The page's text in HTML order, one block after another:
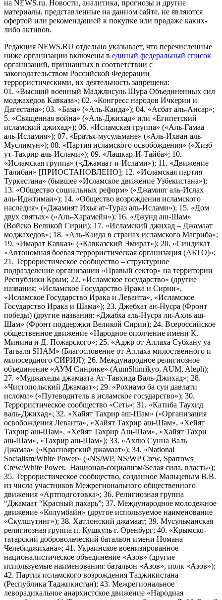
на NEWS.ru. Новости, аналитика, прогнозы и другие
материалы, представленные на данном сайте, не являются
офертой или рекомендацией к покупке или продаже каких-
либо активов.
Редакция NEWS.RU отдельно указывает, что перечисленные
ниже организации включены в единый федеральный список
организаций, признанных в соответствии с
законодательством Российской Федерации
террористическими, их деятельность запрещена:
01. «Высший военный Маджлисуль Шура Объединенных сил
моджахедов Кавказа»; 02. «Конгресс народов Ичкерии и
Дагестана»; 03. «База» («Аль-Каида»); 04. «Асбат аль-Ансар»;
5. «Священная война» («Аль-Джихад» или «Египетский
исламский джихад»); 06. «Исламская группа» («Аль-Гамаа
аль-Исламия»); 07. «Братья-мусульмане» («Аль-Ихван аль-
Муслимун»); 08. «Партия исламского освобождения» («Хизб
ут-Тахрир аль-Ислами»); 09. «Лашкар-И-Тайба»; 10.
«Исламская группа» («Джамаат-и-Ислами»); 11. «Движение
Талибан» [ПРИОСТАНОВЛЕНО]; 12. «Исламская партия
Туркестана» (бывшее «Исламское движение Узбекистана»);
13. «Общество социальных реформ» («Джамият аль-Ислах
аль-Иджтимаи»); 14. «Общество возрождения исламского
наследия» («Джамият Ихья ат-Тураз аль-Ислами»); 15. «Дом
двух святых» («Аль-Харамейн»); 16. «Джунд аш-Шам»
(Войско Великой Сирии); 17. «Исламский джихад – Джамаат
моджахедов»; 18. «Аль-Каида в странах исламского Магриба»;
19. «Имарат Кавказ» («Кавказский Эмират»); 20. «Синдикат
«Автономная боевая террористическая организация (АБТО)»;
21. Террористическое сообщество – структурное
подразделение организации «Правый сектор» на территории
Республики Крым; 22. «Исламское государство» (другие
названия: «Исламское Государство Ирака и Сирии»,
«Исламское Государство Ирака и Леванта», «Исламское
Государство Ирака и Шама»); 23. Джебхат ан-Нусра (Фронт
победы) (другие названия: «Джабха аль-Нусра ли-Ахль аш-
Шам» (Фронт поддержки Великой Сирии); 24. Всероссийское
общественное движение «Народное ополчение имени К.
Минина и Д. Пожарского»; 25. «Аджр от Аллаха Субхану уа
Тагьаля SHAM» (Благословение от Аллаха милоственного и
милосердного СИРИЯ); 26. Международное религиозное
объединение «АУМ Синрике» (AumShinrikyo, AUM, Aleph);
27. «Муджахеды джамаата Ат-Тавхида Валь-Джихад»; 28.
«Чистопольский Джамаат»; 29. «Рохнамо ба суи давлати
исломи» («Путеводитель в исламское государство»); 30.
Террористическое сообщество «Сеть»; 31. «Катиба Таухид
валь-Джихад»; 32. «Хайят Тахрир аш-Шам» («Организация
освобождения Леванта», «Хайят Тахрир аш-Шам», «Хейят
Тахрир аш-Шам», «Хейят Тахрир Аш-Шам», «Хайят Тахри
аш-Шам», «Тахрир аш-Шам»); 33. «Ахлю Сунна Валь
Джамаа» («Красноярский джамаат»); 34. «National
Socialism/White Power» («NS/WP, NS/WP Crew, Sparrows
Crew/White Power, Национал-социализм/Белая сила, власть»);
35. Террористическое сообщество, созданное Мальцевым В.В.
из числа участников Межрегионального общественного
движения «Артподготовка»; 36. Религиозная группа
“Джамаат “Красный пахарь”; 37. Международное молодежное
движение «Колумбайн» (другое используемое наименование
«Скулшутинг»); 38. Хатлонский джамаат; 39. Мусульманская
религиозная группа п. Кушкуль г. Оренбург; 40. «Крымско-
татарский добровольческий батальон имени Номана
Челебиджихана»; 41. Украинское военизированное
националистическое объединение «Азов» (другие
используемые наименования: батальон «Азов», полк «Азов»);
42. Партия исламского возрождения Таджикистана
(Республика Таджикистан); 43. Межрегиональное
леворадикальное анархистское движение «Народная